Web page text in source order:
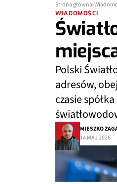
Strona główna
WIADOMOŚCI
Polski
adresów,
czasie
MIESZKO
14 MAJ 2026